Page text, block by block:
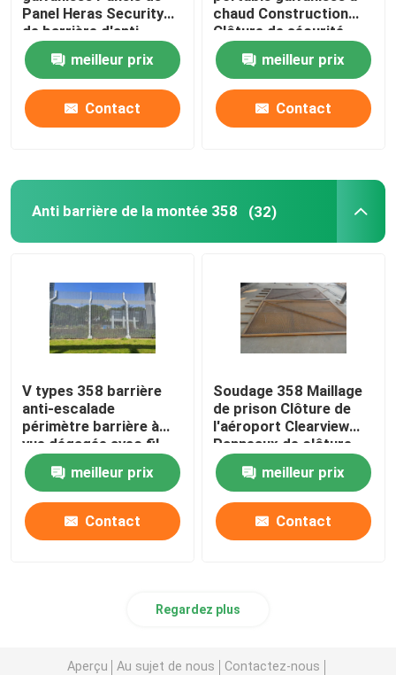
Panel Heras Security
de barrière d'anti
montée de 2.4m x de
2.1m
meilleur prix
Contact
chaud Construction
Clôture de sécurité
meilleur prix
Contact
Anti barrière de la montée 358 (32)
V types 358 barrière
anti-escalade
périmètre barrière à
vue dégagée avec fil
barbelé au sommet
meilleur prix
Contact
Soudage 358 Maillage
de prison Clôture de
l'aéroport Clearview
Panneaux de clôture
meilleur prix
Contact
Regardez plus
Aperçu Au sujet de nous Contactez-nous